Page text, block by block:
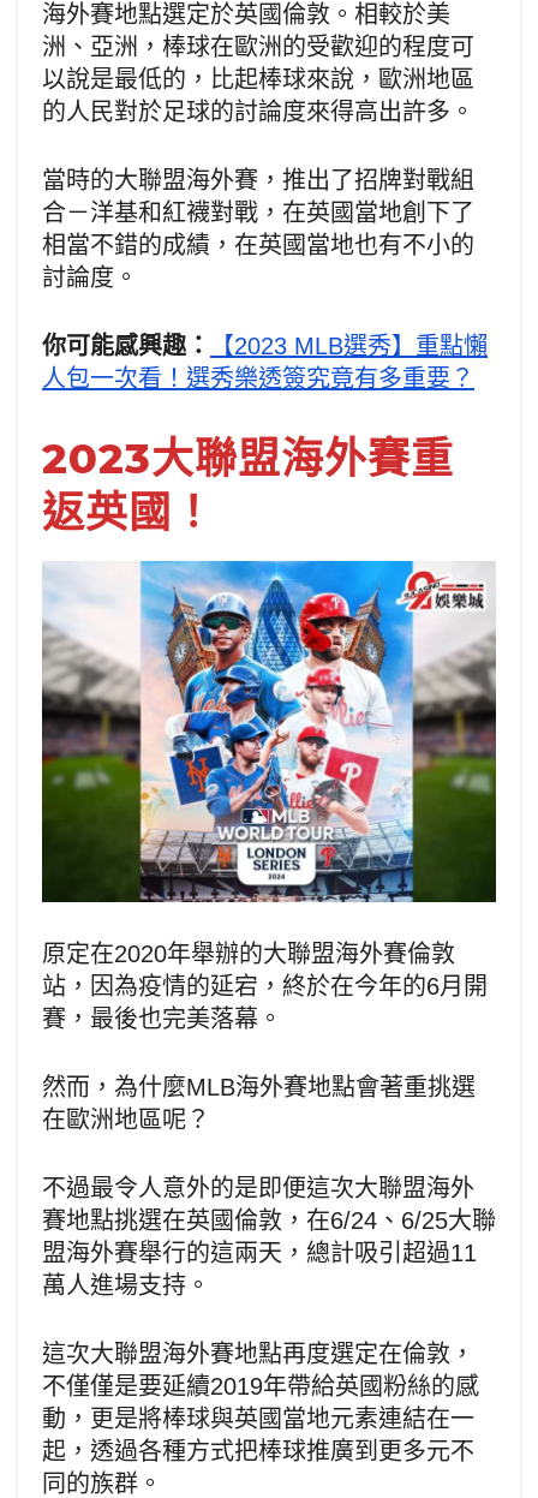
海外賽地點選定於英國倫敦。相較於美
洲、亞洲，棒球在歐洲的受歡迎的程度可
以說是最低的，比起棒球來說，歐洲地區
的人民對於足球的討論度來得高出許多。
當時的大聯盟海外賽，推出了招牌對戰組
合－洋基和紅襪對戰，在英國當地創下了
相當不錯的成績，在英國當地也有不小的
討論度。
你可能感興趣：
【2023 MLB選秀】重點懶
人包一次看！選秀樂透簽究竟有多重要？
2023大聯盟海外賽重
返英國！
原定在2020年舉辦的大聯盟海外賽倫敦
站，因為疫情的延宕，終於在今年的6月開
賽，最後也完美落幕。
然而，為什麼MLB海外賽地點會著重挑選
在歐洲地區呢？
不過最令人意外的是即便這次大聯盟海外
賽地點挑選在英國倫敦，在6/24、6/25大聯
盟海外賽舉行的這兩天，總計吸引超過11
萬人進場支持。
這次大聯盟海外賽地點再度選定在倫敦，
不僅僅是要延續2019年帶給英國粉絲的感
動，更是將棒球與英國當地元素連結在一
起，透過各種方式把棒球推廣到更多元不
同的族群。